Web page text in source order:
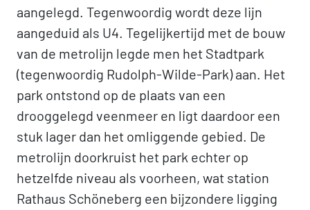
aangelegd. Tegenwoordig wordt deze lijn
aangeduid als U4. Tegelijkertijd met de bouw
van de metrolijn legde men het Stadtpark
(tegenwoordig Rudolph-Wilde-Park) aan. Het
park ontstond op de plaats van een
drooggelegd veenmeer en ligt daardoor een
stuk lager dan het omliggende gebied. De
metrolijn doorkruist het park echter op
hetzelfde niveau als voorheen, wat station
Rathaus Schöneberg een bijzondere ligging